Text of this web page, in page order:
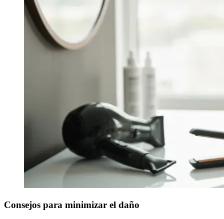
Consejos para minimizar el daño